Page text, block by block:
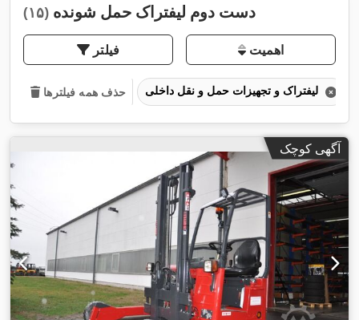
دست دوم لیفتراک حمل شونده (۱۵)
فیلتر اهمیت
حذف همه فیلترها
آگهی کوچک